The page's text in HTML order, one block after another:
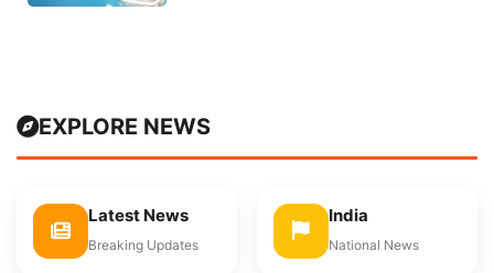
EXPLORE NEWS
Latest News
Breaking Updates
India
National News